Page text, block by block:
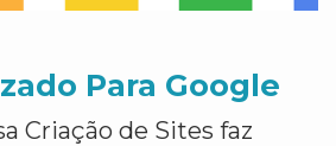
Para Google
Criação de Sites faz